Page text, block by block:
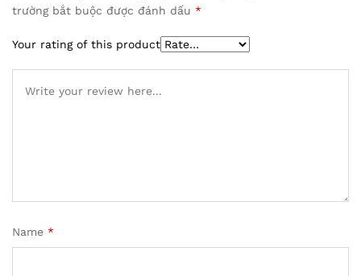
trường bắt buộc được đánh dấu *
Your rating of this product
Name *